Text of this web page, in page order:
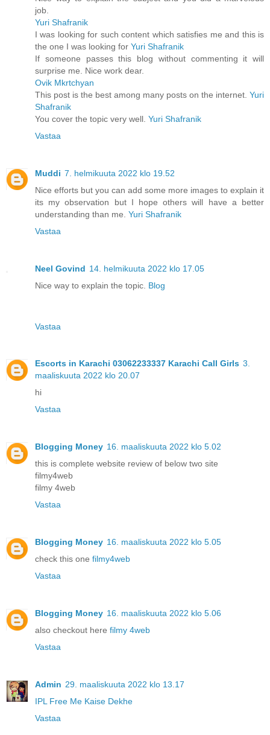
job.
Yuri Shafranik
I was looking for such content which satisfies me and this is
the one I was looking for Yuri Shafranik
If someone passes this blog without commenting it will
surprise me. Nice work dear.
Ovik Mkrtchyan
This post is the best among many posts on the internet. Yuri
Shafranik
You cover the topic very well. Yuri Shafranik
Vastaa
Muddi 7. helmikuuta 2022 klo 19.52
Nice efforts but you can add some more images to explain it
its my observation but I hope others will have a better
understanding than me. Yuri Shafranik
Vastaa
Neel Govind 14. helmikuuta 2022 klo 17.05
Nice way to explain the topic. Blog
Vastaa
Escorts in Karachi 03062233337 Karachi Call Girls 3.
maaliskuuta 2022 klo 20.07
hi
Vastaa
Blogging Money 16. maaliskuuta 2022 klo 5.02
this is complete website review of below two site
filmy4web
filmy 4web
Vastaa
Blogging Money 16. maaliskuuta 2022 klo 5.05
check this one filmy4web
Vastaa
Blogging Money 16. maaliskuuta 2022 klo 5.06
also checkout here filmy 4web
Vastaa
Admin 29. maaliskuuta 2022 klo 13.17
IPL Free Me Kaise Dekhe
Vastaa